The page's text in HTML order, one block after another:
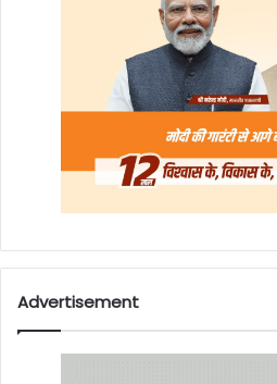
Advertisement